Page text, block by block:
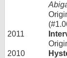
2011
2010